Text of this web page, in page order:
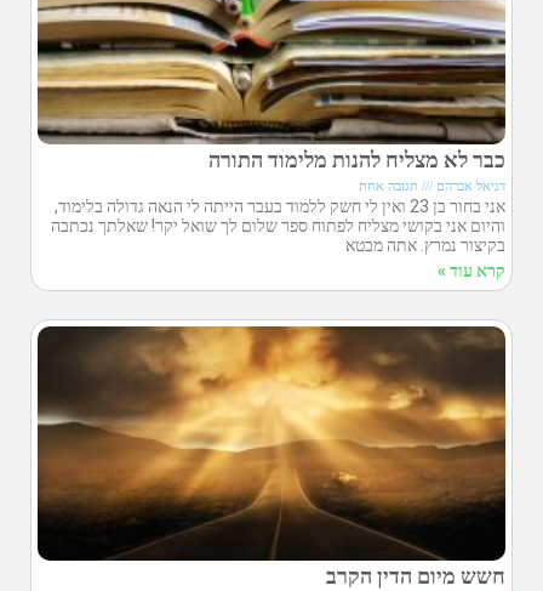
כבר לא מצליח להנות מלימוד התורה
דניאל אברהם תגובה אחת
אני בחור בן 23 ואין לי חשק ללמוד בעבר הייתה לי הנאה גדולה בלימוד,
והיום אני בקושי מצליח לפתוח ספר שלום לך שואל יקר! שאלתך נכתבה
בקיצור נמרץ. אתה מבטא
קרא עוד »
חשש מיום הדין הקרב